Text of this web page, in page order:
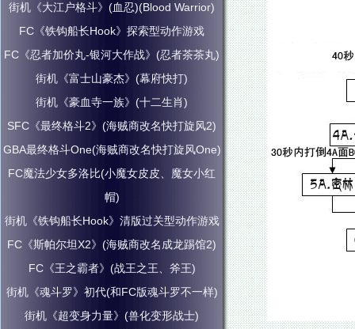
街机《大江户格斗》(血忍)(Blood Warrior)
FC《铁钩船长Hook》探索型动作游戏
FC《忍者加价丸-银河大作战》(忍者茶茶丸)
街机《富士山豪杰》(幕府快打)
街机《豪血寺一族》(十二生肖)
SFC《最终格斗2》(海贼商改名快打旋风2)
GBA最终格斗One(海贼商改名快打旋风One)
FC魔法少女多洛比(小魔女皮皮、魔女小红
帽)
街机《铁钩船长Hook》清版过关型动作游戏
FC《斯帕尔坦X2》(海贼商改名成龙踢馆2)
FC《王之霸者》(战王之王、斧王)
街机《魂斗罗》初代(和FC版魂斗罗不一样)
街机《超变身力量》(兽化变形战士)